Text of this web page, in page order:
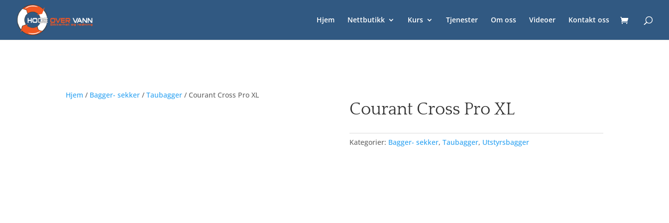
Hjem Nettbutikk Kurs Tjenester Om oss Videoer Kontakt oss
Hjem / Bagger- sekker / Taubagger / Courant Cross Pro XL
Courant Cross Pro XL
Kategorier: Bagger- sekker, Taubagger, Utstyrsbagger